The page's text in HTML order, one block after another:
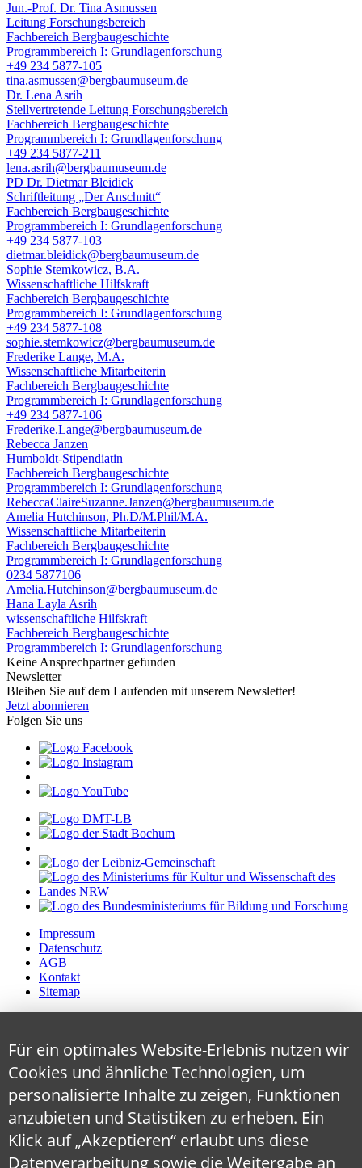
Jun.-Prof. Dr. Tina Asmussen
Leitung Forschungsbereich
Fachbereich Bergbaugeschichte
Programmbereich I: Grundlagenforschung
+49 234 5877-105
tina.asmussen@bergbaumuseum.de
Dr. Lena Asrih
Stellvertretende Leitung Forschungsbereich
Fachbereich Bergbaugeschichte
Programmbereich I: Grundlagenforschung
+49 234 5877-211
lena.asrih@bergbaumuseum.de
PD Dr. Dietmar Bleidick
Schriftleitung „Der Anschnitt“
Fachbereich Bergbaugeschichte
Programmbereich I: Grundlagenforschung
+49 234 5877-103
dietmar.bleidick@bergbaumuseum.de
Sophie Stemkowicz, B.A.
Wissenschaftliche Hilfskraft
Fachbereich Bergbaugeschichte
Programmbereich I: Grundlagenforschung
+49 234 5877-108
sophie.stemkowicz@bergbaumuseum.de
Frederike Lange, M.A.
Wissenschaftliche Mitarbeiterin
Fachbereich Bergbaugeschichte
Programmbereich I: Grundlagenforschung
+49 234 5877-106
Frederike.Lange@bergbaumuseum.de
Rebecca Janzen
Humboldt-Stipendiatin
Fachbereich Bergbaugeschichte
Programmbereich I: Grundlagenforschung
RebeccaClaireSuzanne.Janzen@bergbaumuseum.de
Amelia Hutchinson, Ph.D/M.Phil/M.A.
Wissenschaftliche Mitarbeiterin
Fachbereich Bergbaugeschichte
Programmbereich I: Grundlagenforschung
0234 5877106
Amelia.Hutchinson@bergbaumuseum.de
Hana Layla Asrih
wissenschaftliche Hilfskraft
Fachbereich Bergbaugeschichte
Programmbereich I: Grundlagenforschung
Keine Ansprechpartner gefunden
Newsletter
Bleiben Sie auf dem Laufenden mit unserem Newsletter!
Jetzt abonnieren
Folgen Sie uns
Impressum
Datenschutz
AGB
Kontakt
Sitemap
Für ein optimales Website-Erlebnis nutzen wir
Cookies und ähnliche Technologien, um
personalisierte Inhalte zu zeigen, Funktionen
anzubieten und Statistiken zu erheben. Ein
Klick auf „Akzeptieren“ erlaubt uns diese
Datenverarbeitung sowie die Weitergabe an